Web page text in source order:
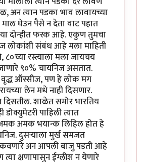
अन त्यान पडका भाव लावायच्या
घेउन पैसे न देता वाट पहात
दोन्हीत फरक आहे. एकुण तुमचा
लोकांशी संबंध आहे मला माहिती
८०च्या रस्त्याला मला जायचय
९०% चायनिज असतात.
ऑस्सीज, पण हे लोक मग
लेन मधे नाही दिसणार.
दिसतील. शाळेत समोर भारतिय
पाहिली त्यात
अमक अमक भयान्क लिहिल होत हे
दुसर्‍याला मुर्ख समजत
अन आपली बाजु पडती आहे
क्षणापासुन ईंग्लीश न येणारे